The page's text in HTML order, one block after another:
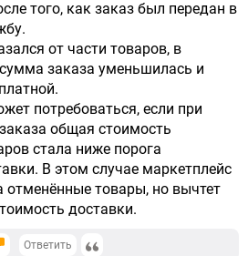
того, как заказ был передан в
от части товаров, в
сумма заказа уменьшилась и
потребоваться, если при
общая стоимость
стала ниже порога
В этом случае маркетплейс
отменённые товары, но вычтет
доставки.
Ответить